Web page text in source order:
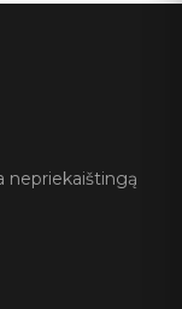
nepriekaištingą